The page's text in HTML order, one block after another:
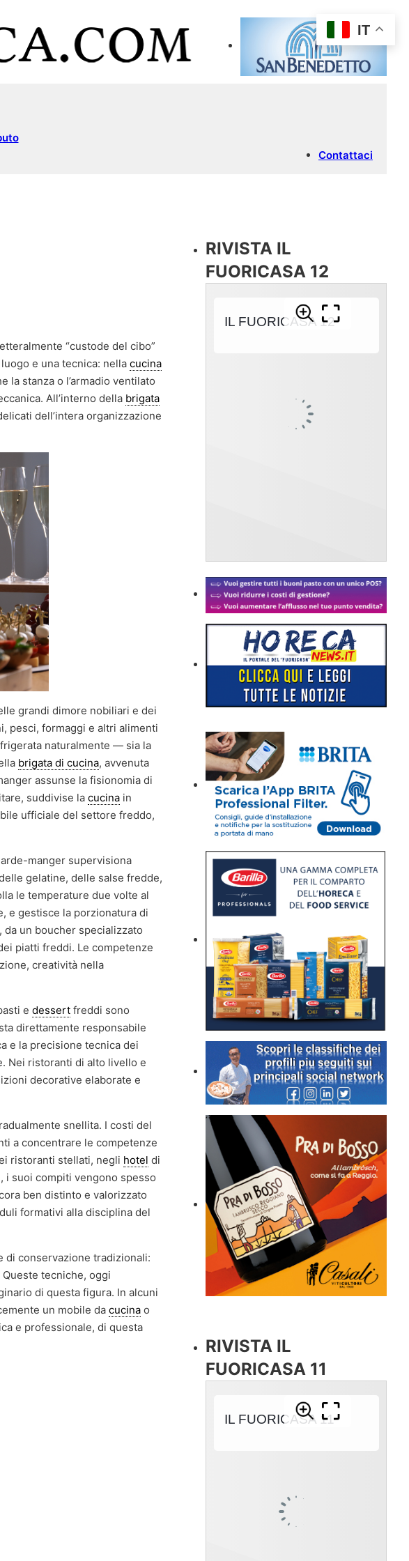
Contattaci
“custode del cibo”
e una tecnica: nella cucina
la stanza o l’armadio ventilato
All’interno della brigata
dell’intera organizzazione
grandi dimore nobiliari e dei
pesci, formaggi e altri alimenti
naturalmente — sia la
brigata di cucina, avvenuta
assunse la fisionomia di
suddivise la cucina in
ufficiale del settore freddo,
manger supervisiona
gelatine, delle salse fredde,
le temperature due volte al
e gestisce la porzionatura di
un boucher specializzato
piatti freddi. Le competenze
creatività nella
e dessert freddi sono
direttamente responsabile
e la precisione tecnica dei
Nei ristoranti di alto livello e
decorative elaborate e
snellita. I costi del
a concentrare le competenze
ristoranti stellati, negli hotel di
suoi compiti vengono spesso
ben distinto e valorizzato
formativi alla disciplina del
di conservazione tradizionali:
tecniche, oggi
di questa figura. In alcuni
un mobile da cucina o
e professionale, di questa
RIVISTA IL
FUORICASA 12
RIVISTA IL
FUORICASA 11
IT